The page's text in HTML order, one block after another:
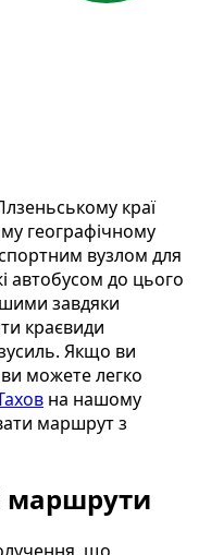
краї
географічному
вузлом для
автобусом до цього
завдяки
краєвиди
Якщо ви
можете легко
на нашому
маршрут з
маршрути